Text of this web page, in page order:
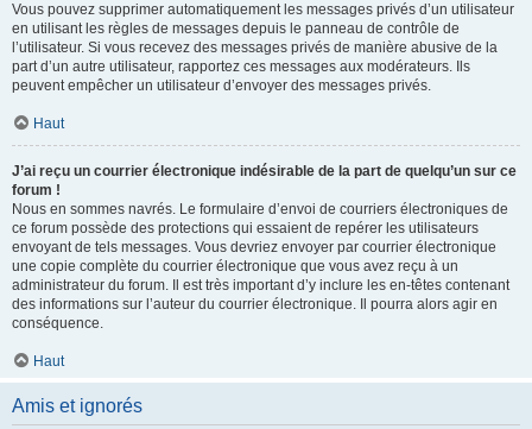
Vous pouvez supprimer automatiquement les messages privés d’un utilisateur
en utilisant les règles de messages depuis le panneau de contrôle de
l’utilisateur. Si vous recevez des messages privés de manière abusive de la
part d’un autre utilisateur, rapportez ces messages aux modérateurs. Ils
peuvent empêcher un utilisateur d’envoyer des messages privés.
Haut
J’ai reçu un courrier électronique indésirable de la part de quelqu’un sur ce
forum !
Nous en sommes navrés. Le formulaire d’envoi de courriers électroniques de
ce forum possède des protections qui essaient de repérer les utilisateurs
envoyant de tels messages. Vous devriez envoyer par courrier électronique
une copie complète du courrier électronique que vous avez reçu à un
administrateur du forum. Il est très important d’y inclure les en-têtes contenant
des informations sur l’auteur du courrier électronique. Il pourra alors agir en
conséquence.
Haut
Amis et ignorés